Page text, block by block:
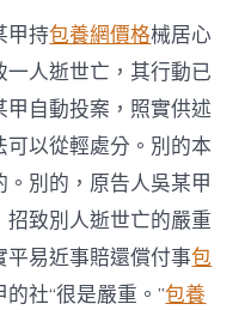
甲持包養網價格械居心
一人逝世亡，其行動已
自動投案，照實供述
以從輕處分。別的本
別的，原告人吳某甲
致別人逝世亡的嚴重
平易近事賠還償付事包
社“很是嚴重。”包養